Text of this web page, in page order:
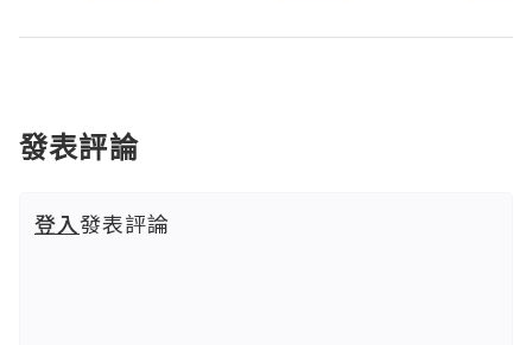
發表評論
登入發表評論